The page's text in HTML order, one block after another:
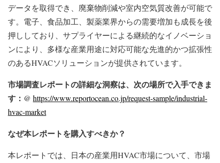
データを取得でき、廃棄物削減や室内空気質改善が可能で
す。電子、食品加工、製薬業界からの需要増加も成長を後
押ししており、サプライヤーによる継続的なイノベーショ
ンにより、多様な産業用途に対応可能な先進的かつ拡張性
のあるHVACソリューションが提供されています。
市場調査レポートの詳細な洞察は、次の場所で入手できま
す：@ https://www.reportocean.co.jp/request-sample/industrial-
hvac-market
なぜ本レポートを購入すべきか？
本レポートでは、日本の産業用HVAC市場について、市場